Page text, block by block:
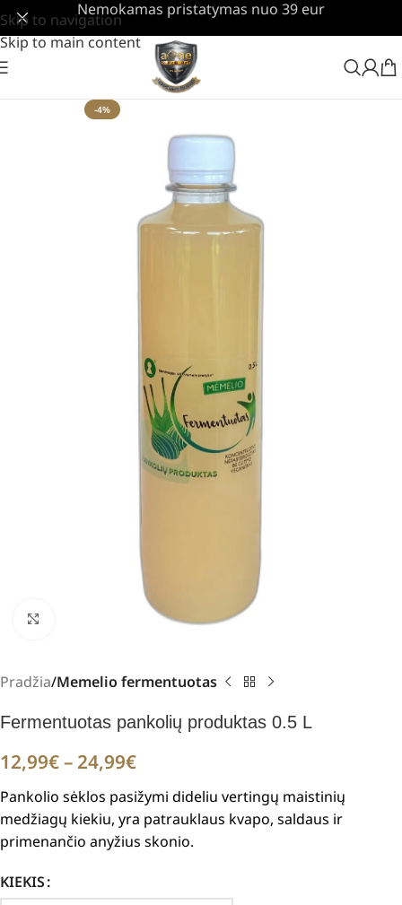
Skip to navigation
Skip to main content
Nemokamas pristatymas nuo 39 eur
-4%
Pradžia Memelio fermentuotas
Fermentuotas pankolių produktas 0.5 L
12,99€– 24,99€
Pankolio sėklos pasižymi dideliu vertingų maistinių
medžiagų kiekiu, yra patrauklaus kvapo, saldaus ir
primenančio anyžius skonio.
KIEKIS